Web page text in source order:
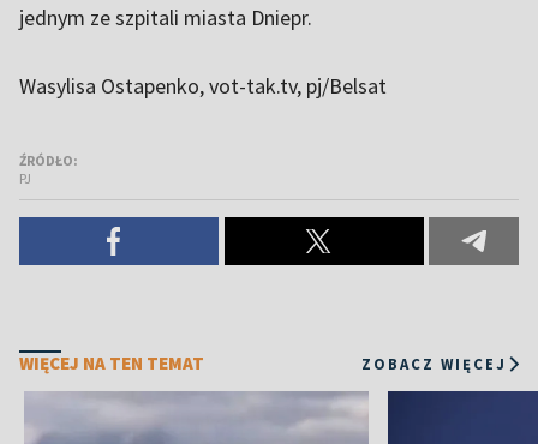
jednym ze szpitali miasta Dniepr.
Wasylisa Ostapenko, vot-tak.tv, pj/Belsat
ŹRÓDŁO:
PJ
WIĘCEJ NA TEN TEMAT ZOBACZ WIĘCEJ